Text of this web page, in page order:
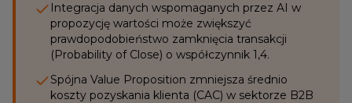
Integracja danych wspomaganych przez AI w
propozycję wartości może zwiększyć
prawdopodobieństwo zamknięcia transakcji
(Probability of Close) o współczynnik 1,4.
Spójna Value Proposition zmniejsza średnio
koszty pozyskania klienta (CAC) w sektorze B2B